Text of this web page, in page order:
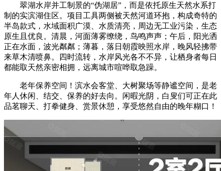
翠湖水岸并工制景的“伪湖居”，而是依托原生天然水系打
制的实滨湖住区。项目工具两侧被天然河道环抱，构成奇特的
半岛款式，水域面积广漠、水质清亮，周边无工业污染，生态
原生且优良。清晨，河面薄雾缭绕，鸟鸣声声；午后，阳光洒
正在水面，波光粼粼；薄暮，落日朝霞映照水岸，晚风轻拂带
来草木清喷鼻。四时流转，水岸风光各不不异，让栖身者每日
都能取天然亲密相拥，远离城市喧哗取急躁。
老年保养空间！滨水会客堂、大树聚场等静谧空间，是老
年人休闲、结交、保养的好去向。闲暇光阴，白叟们可正在此
品茗聊天、打拳健身、赏景休憩，享受悠然自由的晚年糊口！